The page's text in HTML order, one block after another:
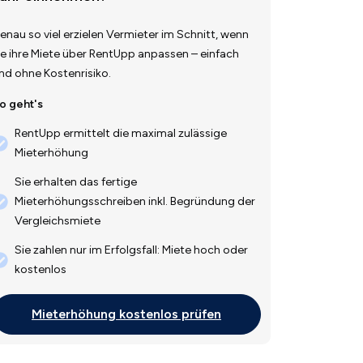
so viel erzielen Vermieter im Schnitt, wenn
ihre Miete über RentUpp anpassen – einfach
ohne Kostenrisiko.
geht's
RentUpp ermittelt die maximal zulässige
Mieterhöhung
Sie erhalten das fertige
Mieterhöhungsschreiben inkl. Begründung der
Vergleichsmiete
Sie zahlen nur im Erfolgsfall: Miete hoch oder
kostenlos
Mieterhöhung kostenlos prüfen